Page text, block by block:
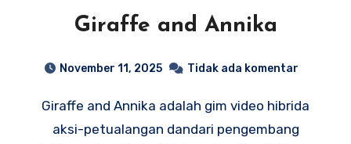
Giraffe and Annika
November 11, 2025 Tidak ada komentar
Giraffe and Annika adalah gim video hibrida
aksi-petualangan dandari pengembang